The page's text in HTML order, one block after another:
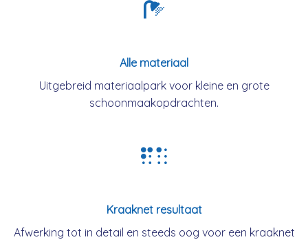
Alle materiaal
Uitgebreid materiaalpark voor kleine en grote
schoonmaakopdrachten.
Kraaknet resultaat
Afwerking tot in detail en steeds oog voor een kraaknet